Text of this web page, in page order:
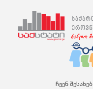
ჩვენ შესახებ